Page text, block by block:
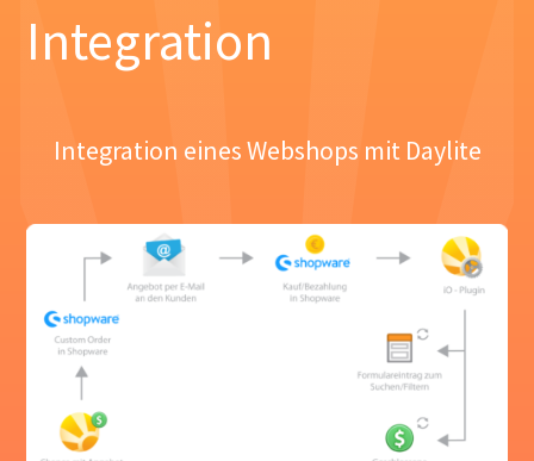
Integration
Integration eines Webshops mit Daylite